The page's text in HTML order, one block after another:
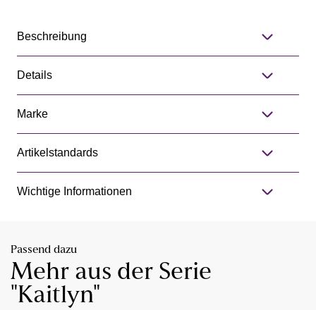
Beschreibung
Details
Marke
Artikelstandards
Wichtige Informationen
Passend dazu
Mehr aus der Serie
"Kaitlyn"